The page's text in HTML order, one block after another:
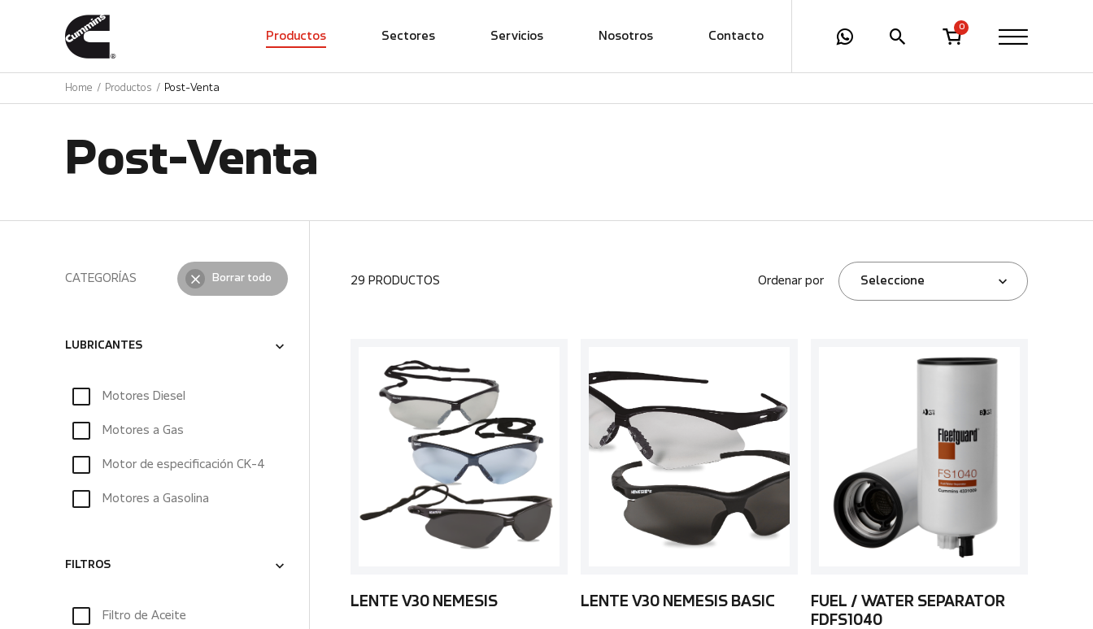
Productos Sectores Servicios Nosotros Contacto
0
Home Productos Post-Venta
Post-Venta
CATEGORÍAS Borrar todo
LUBRICANTES
Motores Diesel
Motores a Gas
Motor de especificación CK-4
Motores a Gasolina
FILTROS
Filtro de Aceite
29 PRODUCTOS Ordenar por Seleccione
LENTE V30 NEMESIS LENTE V30 NEMESIS BASIC
FUEL / WATER SEPARATOR
FDFS1040